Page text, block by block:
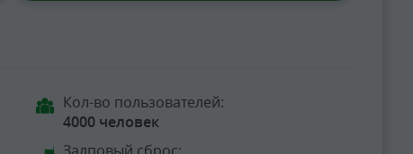
Кол-во пользователей:
4000 человек